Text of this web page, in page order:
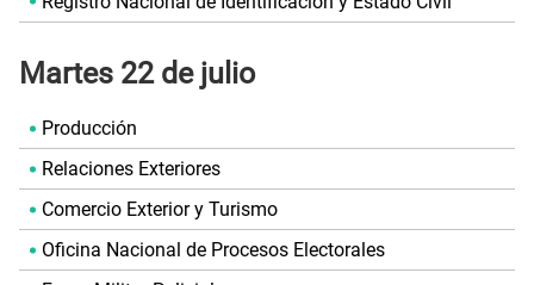
Martes 22 de julio
Producción
Relaciones Exteriores
Comercio Exterior y Turismo
Oficina Nacional de Procesos Electorales